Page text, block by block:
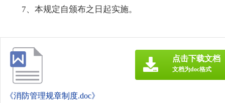
7、本规定自颁布之日起实施。
《消防管理规章制度.doc》
点击下载文档
文档为doc格式